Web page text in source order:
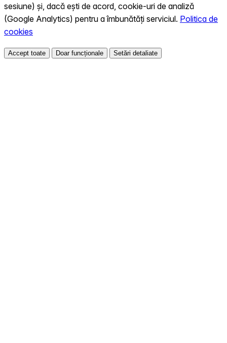
sesiune) și, dacă ești de acord, cookie-uri de analiză
(Google Analytics) pentru a îmbunătăți serviciul. Politica de
cookies
Accept toate Doar funcționale Setări detaliate